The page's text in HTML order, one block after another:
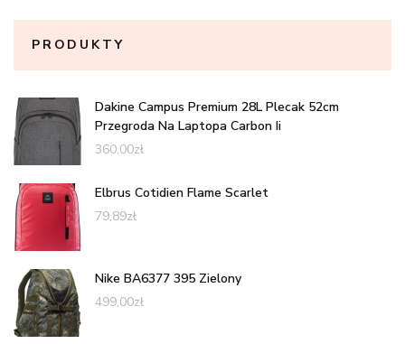
PRODUKTY
Dakine Campus Premium 28L Plecak 52cm
Przegroda Na Laptopa Carbon Ii
360,00zł
Elbrus Cotidien Flame Scarlet
79,89zł
Nike BA6377 395 Zielony
499,00zł